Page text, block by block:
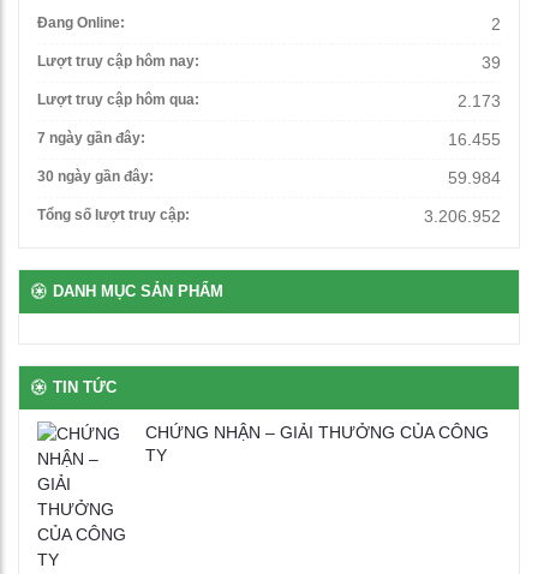
Đang Online: 2
Lượt truy cập hôm nay: 39
Lượt truy cập hôm qua: 2.173
7 ngày gần đây: 16.455
30 ngày gần đây: 59.984
Tổng số lượt truy cập: 3.206.952
DANH MỤC SẢN PHẨM
TIN TỨC
CHỨNG NHẬN – GIẢI THƯỞNG CỦA CÔNG
TY
Bàn để máy tính 2 chỗ chân sắt
2,700,000